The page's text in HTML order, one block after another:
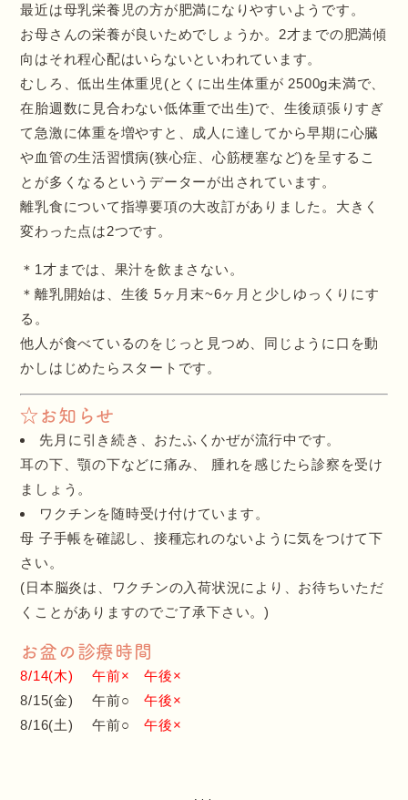
最近は母乳栄養児の方が肥満になりやすいようです。
お母さんの栄養が良いためでしょうか。2才までの肥満傾
向はそれ程心配はいらないといわれています。
むしろ、低出生体重児(とくに出生体重が 2500g未満で、
在胎週数に見合わない低体重で出生)で、生後頑張りすぎ
て急激に体重を増やすと、成人に達してから早期に心臓
や血管の生活習慣病(狭心症、心筋梗塞など)を呈するこ
とが多くなるというデーターが出されています。
離乳食について指導要項の大改訂がありました。大きく
変わった点は2つです。
＊1才までは、果汁を飲まさない。
＊離乳開始は、生後 5ヶ月末~6ヶ月と少しゆっくりにす
る。
他人が食べているのをじっと見つめ、同じように口を動
かしはじめたらスタートです。
☆お知らせ
先月に引き続き、おたふくかぜが流行中です。
耳の下、顎の下などに痛み、 腫れを感じたら診察を受け
ましょう。
ワクチンを随時受け付けています。
母 子手帳を確認し、接種忘れのないように気をつけて下
さい。
(日本脳炎は、ワクチンの入荷状況により、お待ちいただ
くことがありますのでご了承下さい。)
お盆の診療時間
8/14(木) 午前× 午後×
8/15(金) 午前○午後×
8/16(土) 午前○午後×